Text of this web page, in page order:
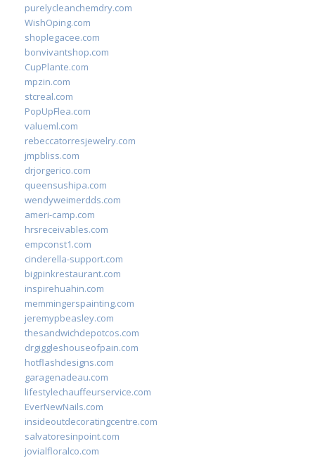
purelycleanchemdry.com
WishOping.com
shoplegacee.com
bonvivantshop.com
CupPlante.com
mpzin.com
stcreal.com
PopUpFlea.com
valueml.com
rebeccatorresjewelry.com
jmpbliss.com
drjorgerico.com
queensushipa.com
wendyweimerdds.com
ameri-camp.com
hrsreceivables.com
empconst1.com
cinderella-support.com
bigpinkrestaurant.com
inspirehuahin.com
memmingerspainting.com
jeremypbeasley.com
thesandwichdepotcos.com
drgiggleshouseofpain.com
hotflashdesigns.com
garagenadeau.com
lifestylechauffeurservice.com
EverNewNails.com
insideoutdecoratingcentre.com
salvatoresinpoint.com
jovialfloralco.com